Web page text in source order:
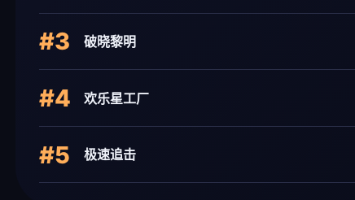
#3 破晓黎明
#4 欢乐星工厂
#5 极速追击